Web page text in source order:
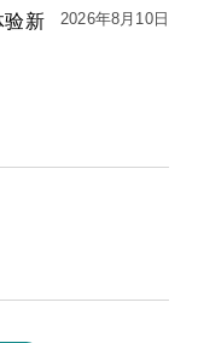
验新
2026年8月10日